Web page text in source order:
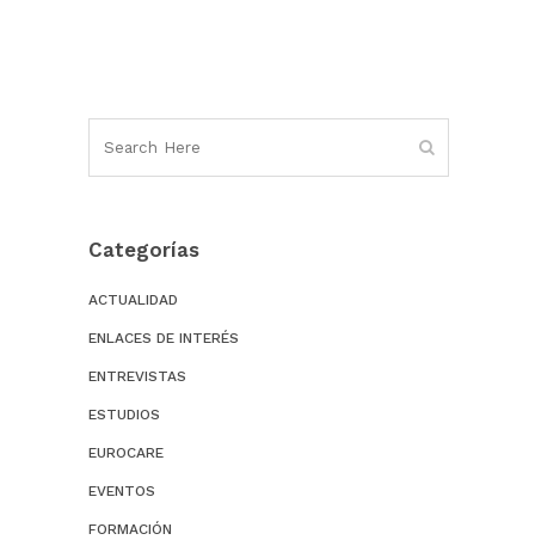
Categorías
ACTUALIDAD
ENLACES DE INTERÉS
ENTREVISTAS
ESTUDIOS
EUROCARE
EVENTOS
FORMACIÓN